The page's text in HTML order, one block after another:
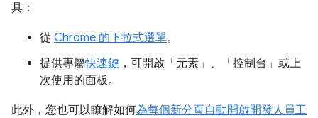
具：
從 Chrome 的下拉式選單。
提供專屬快速鍵 ，可開啟「元素」 、「控制台」 或上
次使用的面板。
此外，您也可以瞭解如何為每個新分頁自動開啟開發人員工